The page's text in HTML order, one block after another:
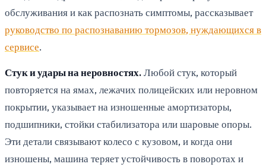
обслуживания и как распознать симптомы, рассказывает
руководство по распознаванию тормозов, нуждающихся в
сервисе.
Стук и удары на неровностях.Любой стук, который
повторяется на ямах, лежачих полицейских или неровном
покрытии, указывает на изношенные амортизаторы,
подшипники, стойки стабилизатора или шаровые опоры.
Эти детали связывают колесо с кузовом, и когда они
изношены, машина теряет устойчивость в поворотах и